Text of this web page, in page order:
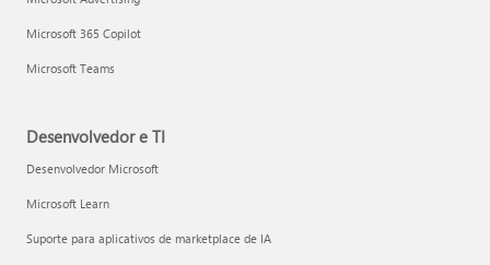
Microsoft 365 Copilot
Microsoft Teams
Desenvolvedor e TI
Desenvolvedor Microsoft
Microsoft Learn
Suporte para aplicativos de marketplace de IA